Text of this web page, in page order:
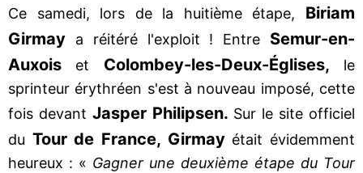
Ce samedi, lors de la huitième étape, Biriam
Girmay a réitéré l'exploit ! Entre Semur-en-
Auxois et Colombey-les-Deux-Églises, le
sprinteur érythréen s'est à nouveau imposé, cette
fois devant Jasper Philipsen. Sur le site officiel
du Tour de France, Girmayétait évidemment
heureux : « Gagner une deuxième étape du Tour